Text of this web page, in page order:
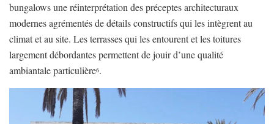
bungalows une réinterprétation des préceptes architecturaux
modernes agrémentés de détails constructifs qui les intègrent au
climat et au site. Les terrasses qui les entourent et les toitures
largement débordantes permettent de jouir d’une qualité
ambiantale particulière6.